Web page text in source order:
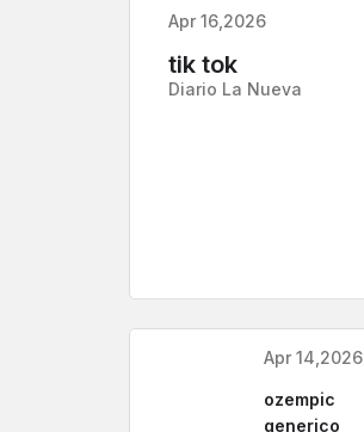
Apr 16,2026
tik tok
Diario La Nueva
Apr 14,2026
ozempic
generico